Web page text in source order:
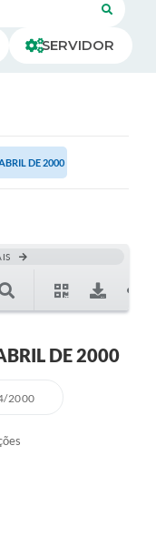
SERVIDOR
DE 2000
DE 2000
2000